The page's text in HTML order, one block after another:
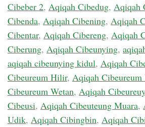
Cibeber 2, Aqiqah Cibedug, Aqiqah
Cibenda, Aqiqah Cibening, Aqiqah
Cibentar, Aqiqah Cibereng, Aqiqah
Ciberung, Aqiqah Cibeunying,
aqiqah cibeunying kidul, Aqiqah
Cibeureum Hilir, Aqiqah
Cibeureum Wetan, Aqiqah
Cibeusi, Aqiqah Cibeuteung Muara,
Udik, Aqiqah Cibingbin, Aqiqah